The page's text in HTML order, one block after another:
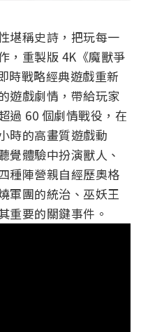
堪稱史詩，把玩每一
，重製版 4K《魔獸爭
時戰略經典遊戲重新
遊戲劇情，帶給玩家
過 60 個劇情戰役，在
時的高畫質遊戲動
覺體驗中扮演獸人、
種陣營親自經歷奧格
軍團的統治、巫妖王
重要的關鍵事件。